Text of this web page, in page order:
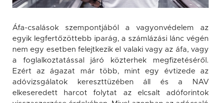
Áfa-csalások szempontjából a vagyonvédelem az
egyik legfertőzöttebb iparág, a számlázási lánc végén
nem egy esetben felejtkezik el valaki vagy az áfa, vagy
a foglalkoztatással járó közterhek megfizetéséről.
Ezért az ágazat már több, mint egy évtizede az
adóvizsgálatok kereszttüzében áll és a NAV
elkeseredett harcot folytat az elcsalt adóforintok